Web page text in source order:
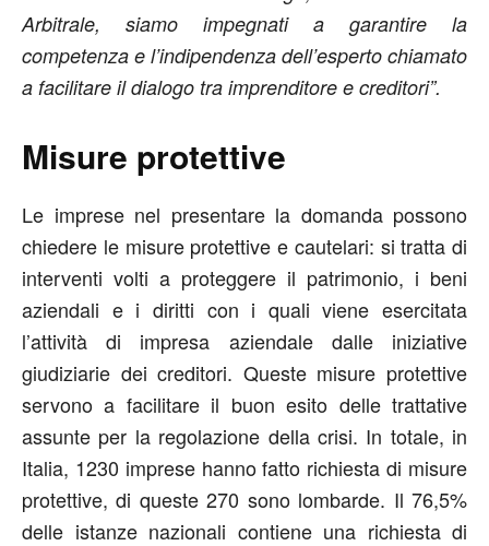
Arbitrale, siamo impegnati a garantire la
competenza e l’indipendenza dell’esperto chiamato
a facilitare il dialogo tra imprenditore e creditori”.
Misure protettive
Le imprese nel presentare la domanda possono
chiedere le misure protettive e cautelari: si tratta di
interventi volti a proteggere il patrimonio, i beni
aziendali e i diritti con i quali viene esercitata
l’attività di impresa aziendale dalle iniziative
giudiziarie dei creditori. Queste misure protettive
servono a facilitare il buon esito delle trattative
assunte per la regolazione della crisi. In totale, in
Italia, 1230 imprese hanno fatto richiesta di misure
protettive, di queste 270 sono lombarde. Il 76,5%
delle istanze nazionali contiene una richiesta di